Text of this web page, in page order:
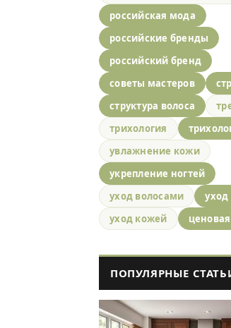
российская мода
российские бренды
российский бренд
советы мастеров
структура волоса
трихология
увлажнение кожи
укрепление ногтей
уход волосами
уход
уход кожей
ПОПУЛЯРНЫЕ